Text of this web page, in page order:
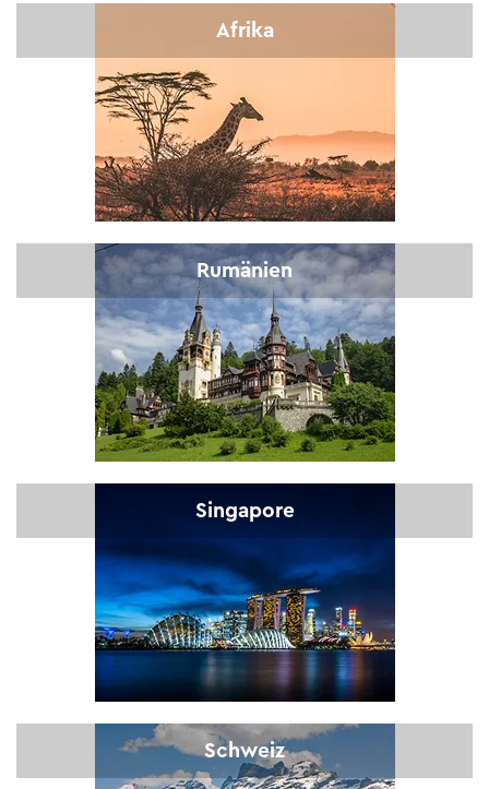
Afrika
Rumänien
Singapore
Schweiz